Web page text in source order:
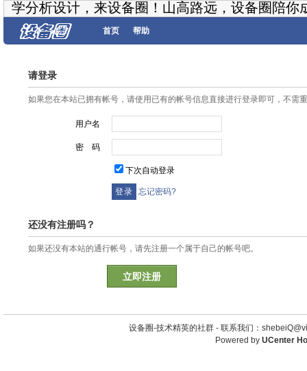
学分析设计，来设备圈！山高路远，设备圈陪你
首页 帮助
请登录
如果您在本站已拥有帐号，请使用已有的帐号信息直接进行登录即可，不需
用户名
密 码
下次自动登录
忘记密码?
还没有注册吗？
如果还没有本站的通行帐号，请先注册一个属于自己的帐号吧。
立即注册
设备圈-技术精英的社群 - 联系我们：
Powered by UCenter